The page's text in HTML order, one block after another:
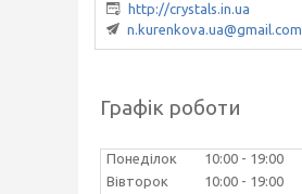
http://crystals.in.ua
n.kurenkova.ua@gmail.com
Графік роботи
Понеділок 10:00
19:00
Вівторок
10:00
19:00